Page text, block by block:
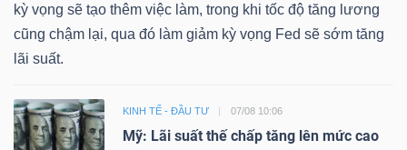
kỳ vọng sẽ tạo thêm việc làm, trong khi tốc độ tăng lương
cũng chậm lại, qua đó làm giảm kỳ vọng Fed sẽ sớm tăng
lãi suất.
KINH TẾ - ĐẦU TƯ 07/08 10:06
Mỹ: Lãi suất thế chấp tăng lên mức cao